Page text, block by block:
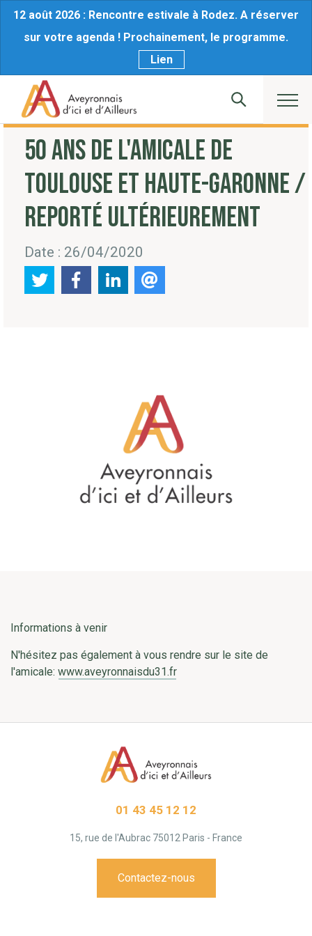
12 août 2026 : Rencontre estivale à Rodez. A réserver
sur votre agenda ! Prochainement, le programme.
Lien
50 ANS DE L'AMICALE DE
TOULOUSE ET HAUTE-GARONNE /
REPORTÉ ULTÉRIEUREMENT
Date : 26/04/2020
Informations à venir
N'hésitez pas également à vous rendre sur le site de
l'amicale: www.aveyronnaisdu31.fr
01 43 45 12 12
15, rue de l'Aubrac 75012 Paris - France
Contactez-nous